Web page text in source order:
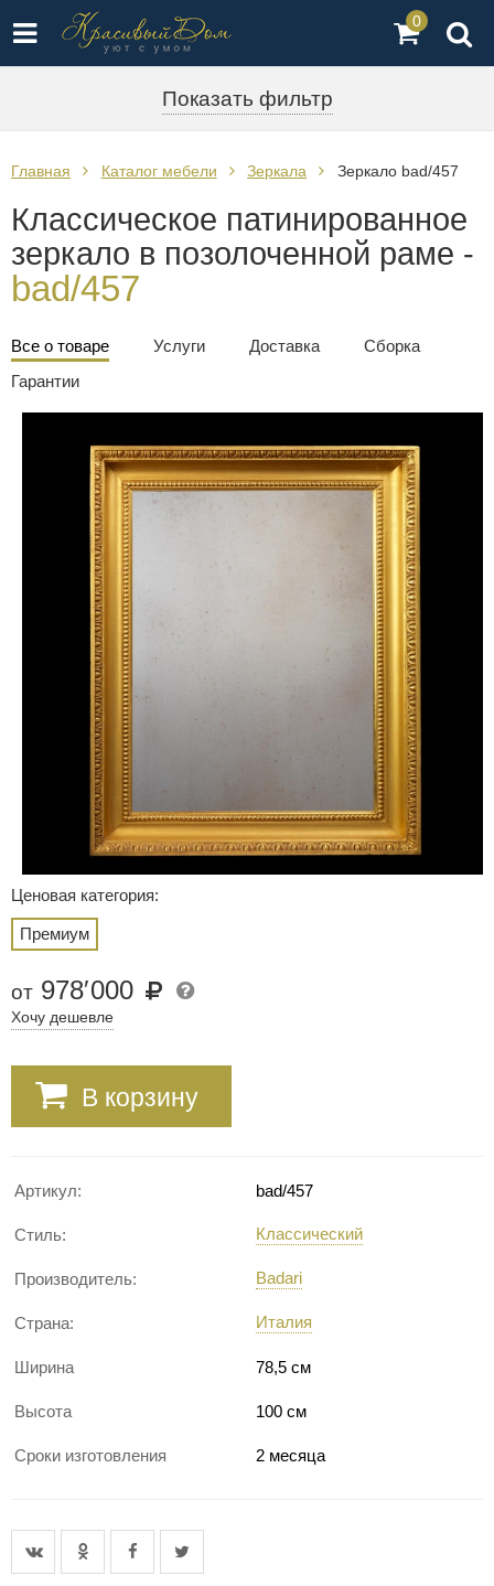
0
Показать фильтр
Главная Каталог мебели Зеркала Зеркало bad/457
Классическое патинированное
зеркало в позолоченной раме -
bad/457
Все о товаре Услуги Доставка
Сборка
Гарантии
Ценовая категория:
Премиум
от 978′000
Хочу дешевле
В корзину
Артикул: bad/457
Стиль: Классический
Производитель: Badari
Страна: Италия
Ширина 78,5 см
Высота 100 см
Сроки изготовления 2 месяца